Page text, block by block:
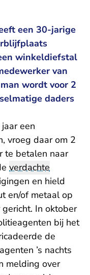
een 30-jarige
winkeldiefstal
van
wordt voor 2
daders
een
vroeg daar om 2
te betalen naar
verdachte
en hield
en/of metaal op
In oktober
bij het
de
’s nachts
melding over